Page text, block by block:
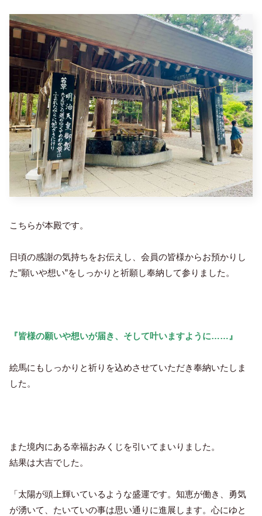
こちらが本殿です。
日頃の感謝の気持ちをお伝えし、会員の皆様からお預かりし
た”願いや想い”をしっかりと祈願し奉納して参りました。
『皆様の願いや想いが届き、そして叶いますように……』
絵馬にもしっかりと祈りを込めさせていただき奉納いたしま
した。
また境内にある幸福おみくじを引いてまいりました。
結果は大吉でした。
「太陽が頭上輝いているような盛運です。知恵が働き、勇気
が湧いて、たいていの事は思い通りに進展します。心にゆと